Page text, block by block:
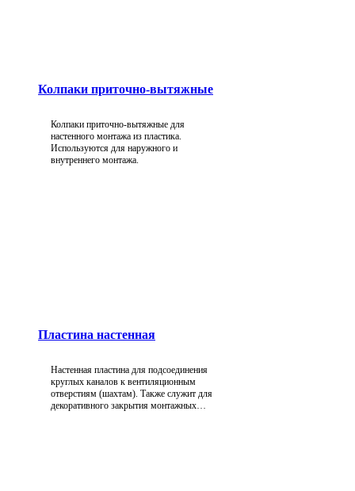
Колпаки приточно-вытяжные
Колпаки приточно-вытяжные для
настенного монтажа из пластика.
Используются для наружного и
внутреннего монтажа.
Пластина настенная
Настенная пластина для подсоединения
круглых каналов к вентиляционным
отверстиям (шахтам). Также служит для
декоративного закрытия монтажных